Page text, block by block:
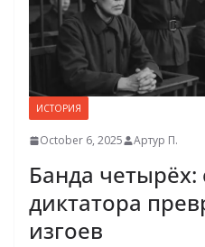
ИСТОРИЯ
October 6, 2025 Артур П.
Банда четырёх:
диктатора
изгоев